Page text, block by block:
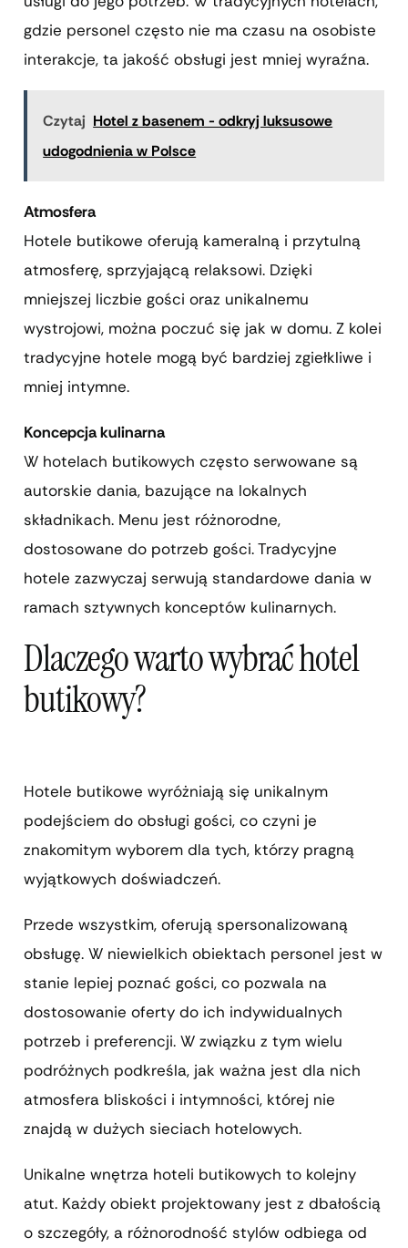
gdzie personel często nie ma czasu na osobiste
interakcje, ta jakość obsługi jest mniej wyraźna.
Czytaj Hotel z basenem - odkryj luksusowe
udogodnienia w Polsce
Atmosfera
Hotele butikowe oferują kameralną i przytulną
atmosferę, sprzyjającą relaksowi. Dzięki
mniejszej liczbie gości oraz unikalnemu
wystrojowi, można poczuć się jak w domu. Z kolei
tradycyjne hotele mogą być bardziej zgiełkliwe i
mniej intymne.
Koncepcja kulinarna
W hotelach butikowych często serwowane są
autorskie dania, bazujące na lokalnych
składnikach. Menu jest różnorodne,
dostosowane do potrzeb gości. Tradycyjne
hotele zazwyczaj serwują standardowe dania w
ramach sztywnych konceptów kulinarnych.
Dlaczego warto wybrać hotel
butikowy?
Hotele butikowe wyróżniają się unikalnym
podejściem do obsługi gości, co czyni je
znakomitym wyborem dla tych, którzy pragną
wyjątkowych doświadczeń.
Przede wszystkim, oferują spersonalizowaną
obsługę. W niewielkich obiektach personel jest w
stanie lepiej poznać gości, co pozwala na
dostosowanie oferty do ich indywidualnych
potrzeb i preferencji. W związku z tym wielu
podróżnych podkreśla, jak ważna jest dla nich
atmosfera bliskości i intymności, której nie
znajdą w dużych sieciach hotelowych.
Unikalne wnętrza hoteli butikowych to kolejny
atut. Każdy obiekt projektowany jest z dbałością
o szczegóły, a różnorodność stylów odbiega od